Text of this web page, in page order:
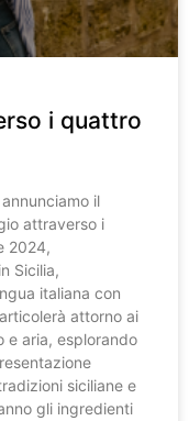
i quattro
il
attraverso i
2024,
Sicilia,
italiana con
attorno ai
e aria, esplorando
siciliane e
gli ingredienti